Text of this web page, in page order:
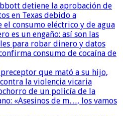
detiene la aprobación de
en Texas debido a
el consumo eléctrico y de agua
es un engaño: así son las
para robar dinero y datos
consumo de cocaína de
que mató a su hijo,
la violencia vicaria
de un policía de la
«Asesinos de m…, los vamos